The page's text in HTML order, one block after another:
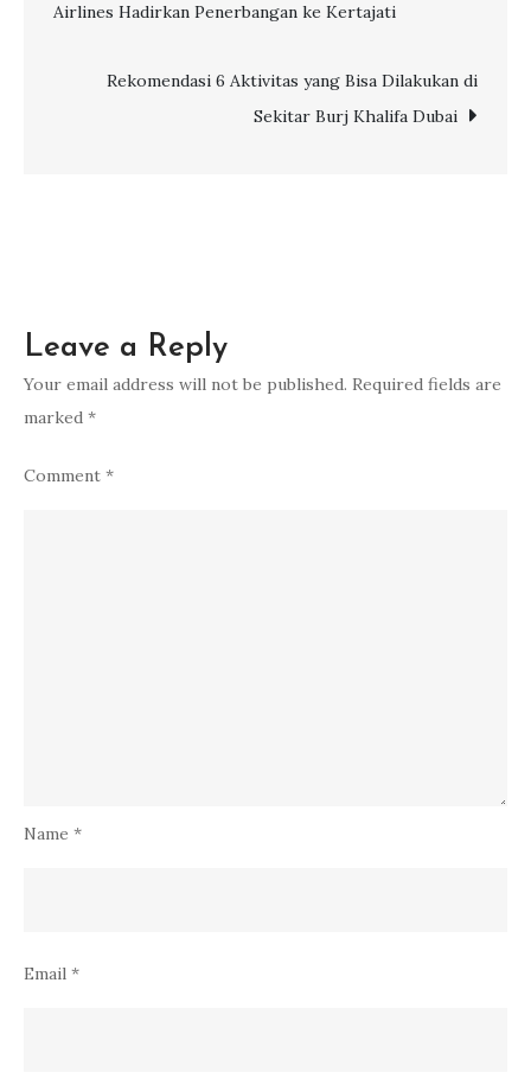
Terbang
6
Inovasi
navigation
Airlines Hadirkan Penerbangan ke Kertajati
Rekomendasi 6 Aktivitas yang Bisa Dilakukan di
Sekitar Burj Khalifa Dubai
Leave a Reply
Your email address will not be published. Required fields are
marked *
Comment *
Name *
Email *